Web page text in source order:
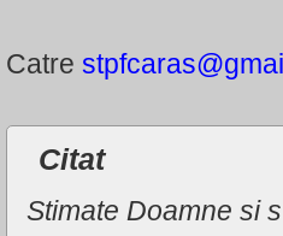
Catre
Citat
Stimate Doamne si